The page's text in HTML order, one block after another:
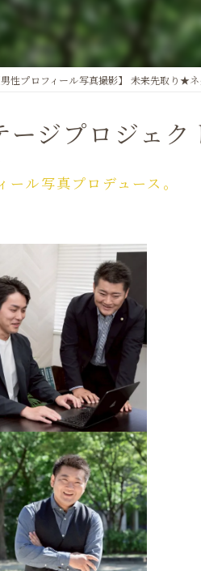
グ撮影会 メンズショッピング
骨格 診断
ワードローブ チェック
男性プロフィール写真撮影】 未来先取り★
ジプロジェク
ル写真プロデュース。